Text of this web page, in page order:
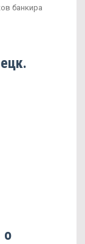
банкира
о